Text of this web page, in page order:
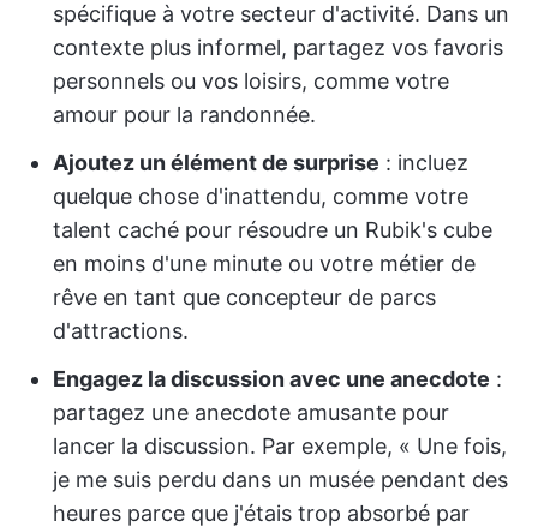
spécifique à votre secteur d'activité. Dans un
contexte plus informel, partagez vos favoris
personnels ou vos loisirs, comme votre
amour pour la randonnée.
Ajoutez un élément de surprise : incluez
quelque chose d'inattendu, comme votre
talent caché pour résoudre un Rubik's cube
en moins d'une minute ou votre métier de
rêve en tant que concepteur de parcs
d'attractions.
Engagez la discussion avec une anecdote :
partagez une anecdote amusante pour
lancer la discussion. Par exemple, « Une fois,
je me suis perdu dans un musée pendant des
heures parce que j'étais trop absorbé par